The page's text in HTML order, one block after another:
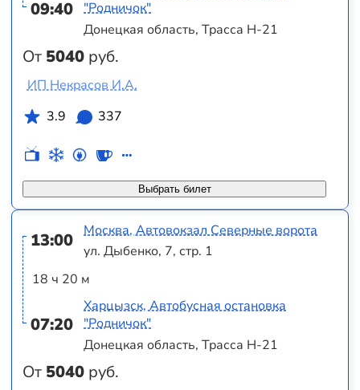
09:40
От 5040 руб.
"Родничок"
Донецкая область, Трасса Н-21
Выбрать билет
ИП Некрасов И.А.
3.9
337
13:00
18 ч 20 м
07:20
От 5040 руб.
Москва, Автовокзал Северные ворота
ул. Дыбенко, 7, стр. 1
Харцызск, Автобусная остановка
"Родничок"
Донецкая область, Трасса Н-21